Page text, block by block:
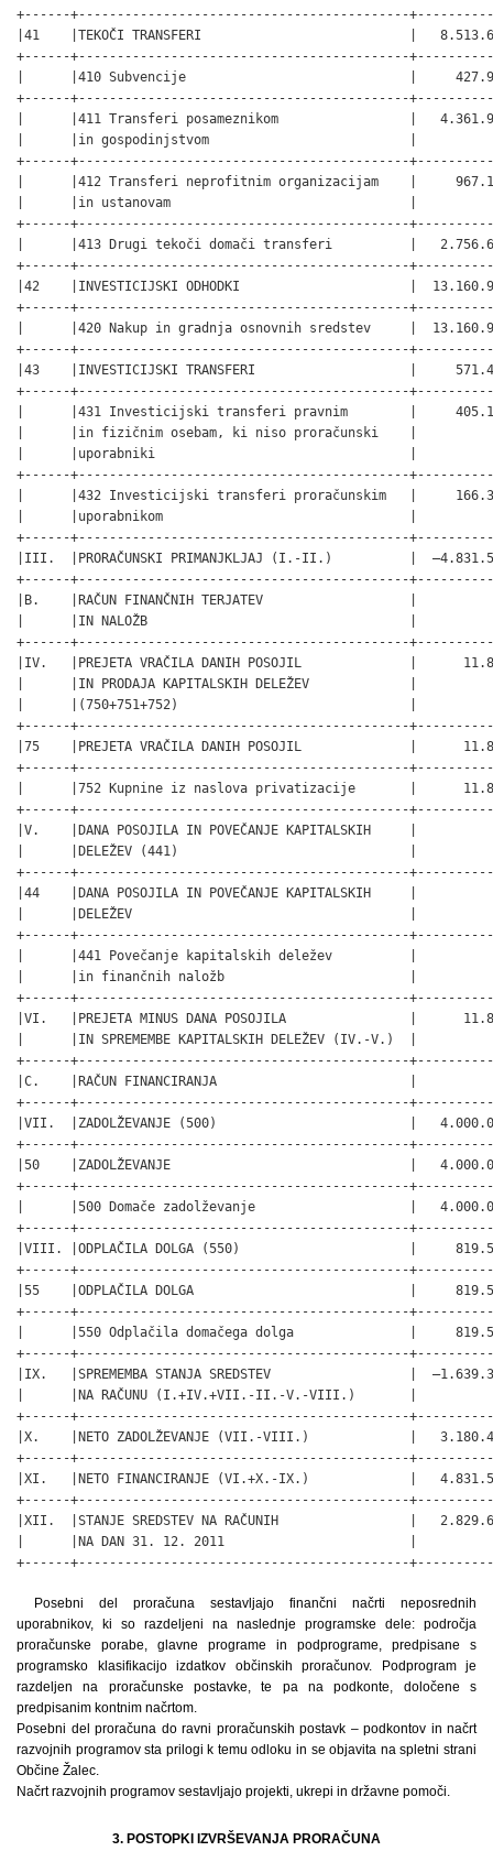
+------+-------------------------------------------
|41    |TEKOČI TRANSFERI                           |
+------+-------------------------------------------
|      |410 Subvencije                             |
+------+-------------------------------------------
|      |411 Transferi posameznikom                 |
|      |in gospodinjstvom                          |
+------+-------------------------------------------
|      |412 Transferi neprofitnim organizacijam    |
|      |in ustanovam                               |
+------+-------------------------------------------
|      |413 Drugi tekoči domači transferi          |
+------+-------------------------------------------
|42    |INVESTICIJSKI ODHODKI                      |
+------+-------------------------------------------
|      |420 Nakup in gradnja osnovnih sredstev     |
+------+-------------------------------------------
|43    |INVESTICIJSKI TRANSFERI                    |
+------+-------------------------------------------
|      |431 Investicijski transferi pravnim        |
|      |in fizičnim osebam, ki niso proračunski    |
|      |uporabniki                                 |
+------+-------------------------------------------
|      |432 Investicijski transferi proračunskim   |
|      |uporabnikom                                |
+------+-------------------------------------------
|III.  |PRORAČUNSKI PRIMANJKLJAJ (I.-II.)          |
+------+-------------------------------------------
|B.    |RAČUN FINANČNIH TERJATEV                   |
|      |IN NALOŽB                                  |
+------+-------------------------------------------
|IV.   |PREJETA VRAČILA DANIH POSOJIL              |
|      |IN PRODAJA KAPITALSKIH DELEŽEV             |
|      |(750+751+752)                              |
+------+-------------------------------------------
|75    |PREJETA VRAČILA DANIH POSOJIL              |
+------+-------------------------------------------
|      |752 Kupnine iz naslova privatizacije       |
+------+-------------------------------------------
|V.    |DANA POSOJILA IN POVEČANJE KAPITALSKIH     |
|      |DELEŽEV (441)                              |
+------+-------------------------------------------
|44    |DANA POSOJILA IN POVEČANJE KAPITALSKIH     |
|      |DELEŽEV                                    |
+------+-------------------------------------------
|      |441 Povečanje kapitalskih deležev          |
|      |in finančnih naložb                        |
+------+-------------------------------------------
|VI.   |PREJETA MINUS DANA POSOJILA                |
|      |IN SPREMEMBE KAPITALSKIH DELEŽEV (IV.-V.)  |
+------+-------------------------------------------
|C.    |RAČUN FINANCIRANJA                         |
+------+-------------------------------------------
|VII.  |ZADOLŽEVANJE (500)                         |
+------+-------------------------------------------
|50    |ZADOLŽEVANJE                               |
+------+-------------------------------------------
|      |500 Domače zadolževanje                    |
+------+-------------------------------------------
|VIII. |ODPLAČILA DOLGA (550)                      |
+------+-------------------------------------------
|55    |ODPLAČILA DOLGA                            |
+------+-------------------------------------------
|      |550 Odplačila domačega dolga               |
+------+-------------------------------------------
|IX.   |SPREMEMBA STANJA SREDSTEV                  |
|      |NA RAČUNU (I.+IV.+VII.-II.-V.-VIII.)       |
+------+-------------------------------------------
|X.    |NETO ZADOLŽEVANJE (VII.-VIII.)             |
+------+-------------------------------------------
|XI.   |NETO FINANCIRANJE (VI.+X.-IX.)             |
+------+-------------------------------------------
|XII.  |STANJE SREDSTEV NA RAČUNIH                 |
|      |NA DAN 31. 12. 2011                        |
+------+-------------------------------------------
Posebni del proračuna sestavljajo finančni načrti neposrednih
uporabnikov, ki so razdeljeni na naslednje programske dele: področja
proračunske porabe, glavne programe in podprograme, predpisane s
programsko klasifikacijo izdatkov občinskih proračunov. Podprogram je
razdeljen na proračunske postavke, te pa na podkonte, določene s
predpisanim kontnim načrtom.
Posebni del proračuna do ravni proračunskih postavk – podkontov in načrt
razvojnih programov sta prilogi k temu odloku in se objavita na spletni strani
Občine Žalec.
Načrt razvojnih programov sestavljajo projekti, ukrepi in državne pomoči.
3. POSTOPKI IZVRŠEVANJA PRORAČUNA